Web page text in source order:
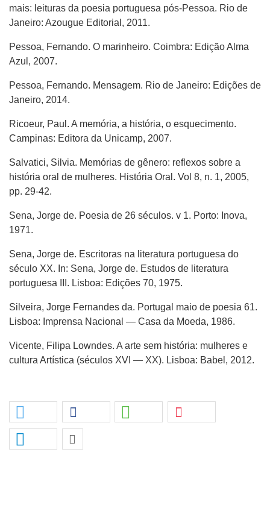
mais: leituras da poesia portuguesa pós-Pessoa. Rio de
Janeiro: Azougue Editorial, 2011.
Pessoa, Fernando. O marinheiro. Coimbra: Edição Alma
Azul, 2007.
Pessoa, Fernando. Mensagem. Rio de Janeiro: Edições de
Janeiro, 2014.
Ricoeur, Paul. A memória, a história, o esquecimento.
Campinas: Editora da Unicamp, 2007.
Salvatici, Silvia. Memórias de gênero: reflexos sobre a
história oral de mulheres. História Oral. Vol 8, n. 1, 2005,
pp. 29-42.
Sena, Jorge de. Poesia de 26 séculos. v 1. Porto: Inova,
1971.
Sena, Jorge de. Escritoras na literatura portuguesa do
século XX. In: Sena, Jorge de. Estudos de literatura
portuguesa III. Lisboa: Edições 70, 1975.
Silveira, Jorge Fernandes da. Portugal maio de poesia 61.
Lisboa: Imprensa Nacional — Casa da Moeda, 1986.
Vicente, Filipa Lowndes. A arte sem história: mulheres e
cultura Artística (séculos XVI — XX). Lisboa: Babel, 2012.